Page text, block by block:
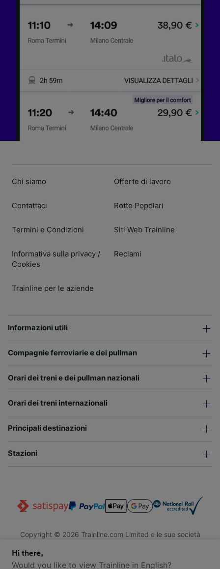
Chi siamo
Contattaci
Termini e Condizioni
Informativa sulla privacy /
Cookies
Trainline per le aziende
Offerte di lavoro
Rotte Popolari
Siti Web Trainline
Reclami
Informazioni utili
Compagnie ferroviarie e dei pullman
Orari dei treni e dei pullman nazionali
Orari dei treni internazionali
Principali destinazioni
Stazioni
Copyright © 2026 Trainline.com Limited e le sue società
Trainline.com Limited è registrata in Inghilterra e Galles. Società
n. 3846791. Sede legale: 1 Stonecutter St, EC4A 4AH, Londra,
Hi there,
Would you like to view Trainline in English?